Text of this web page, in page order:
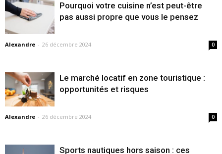
Pourquoi votre cuisine n’est peut-être
pas aussi propre que vous le pensez
Alexandre - 26 décembre 2024 0
Le marché locatif en zone touristique :
opportunités et risques
Alexandre - 26 décembre 2024 0
Sports nautiques hors saison : ces